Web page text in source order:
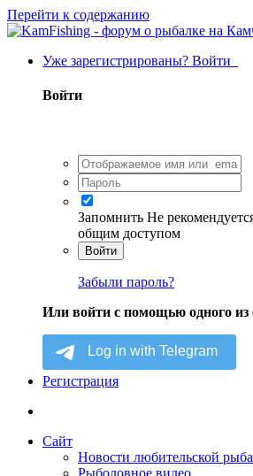
Перейти к содержанию
Уже зарегистрированы? Войти
Войти
Запомнить Не
общим доступом
Войти
Забыли пароль?
Или войти с помощью одного из
Регистрация
Сайт
Новости любительской
Рыболовное видео